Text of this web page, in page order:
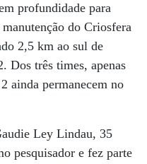
profundidade para
do Criosfera
2,5 km ao sul de
Dos três times, apenas
ainda permanecem no
Ley Lindau, 35
pesquisador e fez parte